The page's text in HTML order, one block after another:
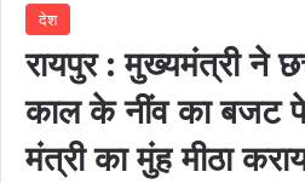
देश
रायपुर : मुख्यमंत्री ने
काल के नींव का बजट
मंत्री का मुंह मीठा